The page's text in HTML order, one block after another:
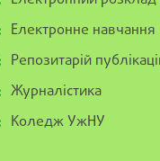
Електронне навчання
Репозитарій
Журналістика
Коледж УжНУ